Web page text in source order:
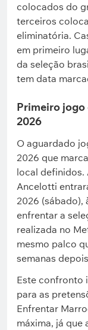
colocados do
terceiros
eliminatória.
em primeiro
da seleção
tem data
Primeiro jogo
2026
O aguardado
2026 que
local definidos.
Ancelotti
2026 (sábado),
enfrentar a
realizada no
mesmo palco
semanas
Este confronto
para as
Enfrentar
máxima, já que